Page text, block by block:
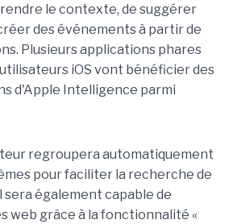
le contexte, de suggérer
des événements à partir de
Plusieurs applications phares
iOS vont bénéficier des
d'Apple Intelligence parmi
regroupera automatiquement
pour faciliter la recherche de
sera également capable de
web grâce à la fonctionnalité «